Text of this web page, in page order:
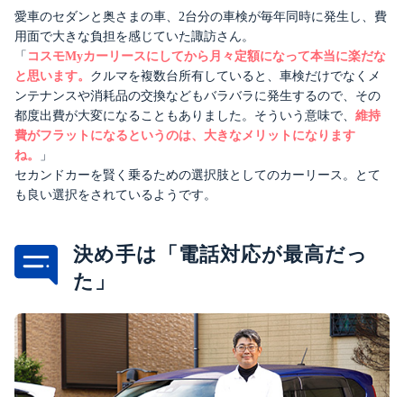
愛車のセダンと奥さまの車、2台分の車検が毎年同時に発生し、費
用面で大きな負担を感じていた諏訪さん。
「 コスモMyカーリースにしてから月々定額になって本当に楽だな
と思います。 クルマを複数台所有していると、車検だけでなくメ
ンテナンスや消耗品の交換などもバラバラに発生するので、その
都度出費が大変になることもありました。そういう意味で、 維持
費がフラットになるというのは、大きなメリットになります
ね。
」
セカンドカーを賢く乗るための選択肢としてのカーリース。とて
も良い選択をされているようです。
決め手は「電話対応が最高だっ
た」